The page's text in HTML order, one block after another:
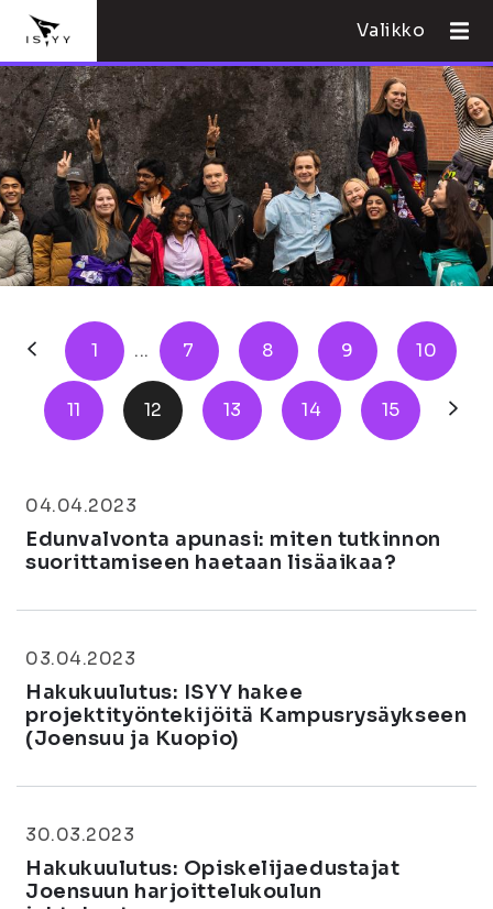
Valikko
1 ... 7 8 9 10
11 12 13 14 15
04.04.2023
Edunvalvonta apunasi: miten tutkinnon
suorittamiseen haetaan lisäaikaa?
03.04.2023
Hakukuulutus: ISYY hakee
projektityöntekijöitä Kampusrysäykseen
(Joensuu ja Kuopio)
30.03.2023
Hakukuulutus: Opiskelijaedustajat
Joensuun harjoittelukoulun